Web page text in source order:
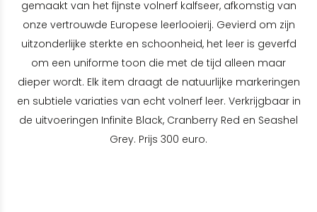
gemaakt van het fijnste volnerf kalfseer, afkomstig van
onze vertrouwde Europese leerlooierij. Gevierd om zijn
uitzonderlijke sterkte en schoonheid, het leer is geverfd
om een uniforme toon die met de tijd alleen maar
dieper wordt. Elk item draagt de natuurlijke markeringen
en subtiele variaties van echt volnerf leer. Verkrijgbaar in
de uitvoeringen Infinite Black, Cranberry Red en Seashel
Grey. Prijs 300 euro.